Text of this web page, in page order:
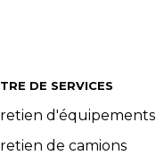
DE SERVICES
d'équipements
de camions